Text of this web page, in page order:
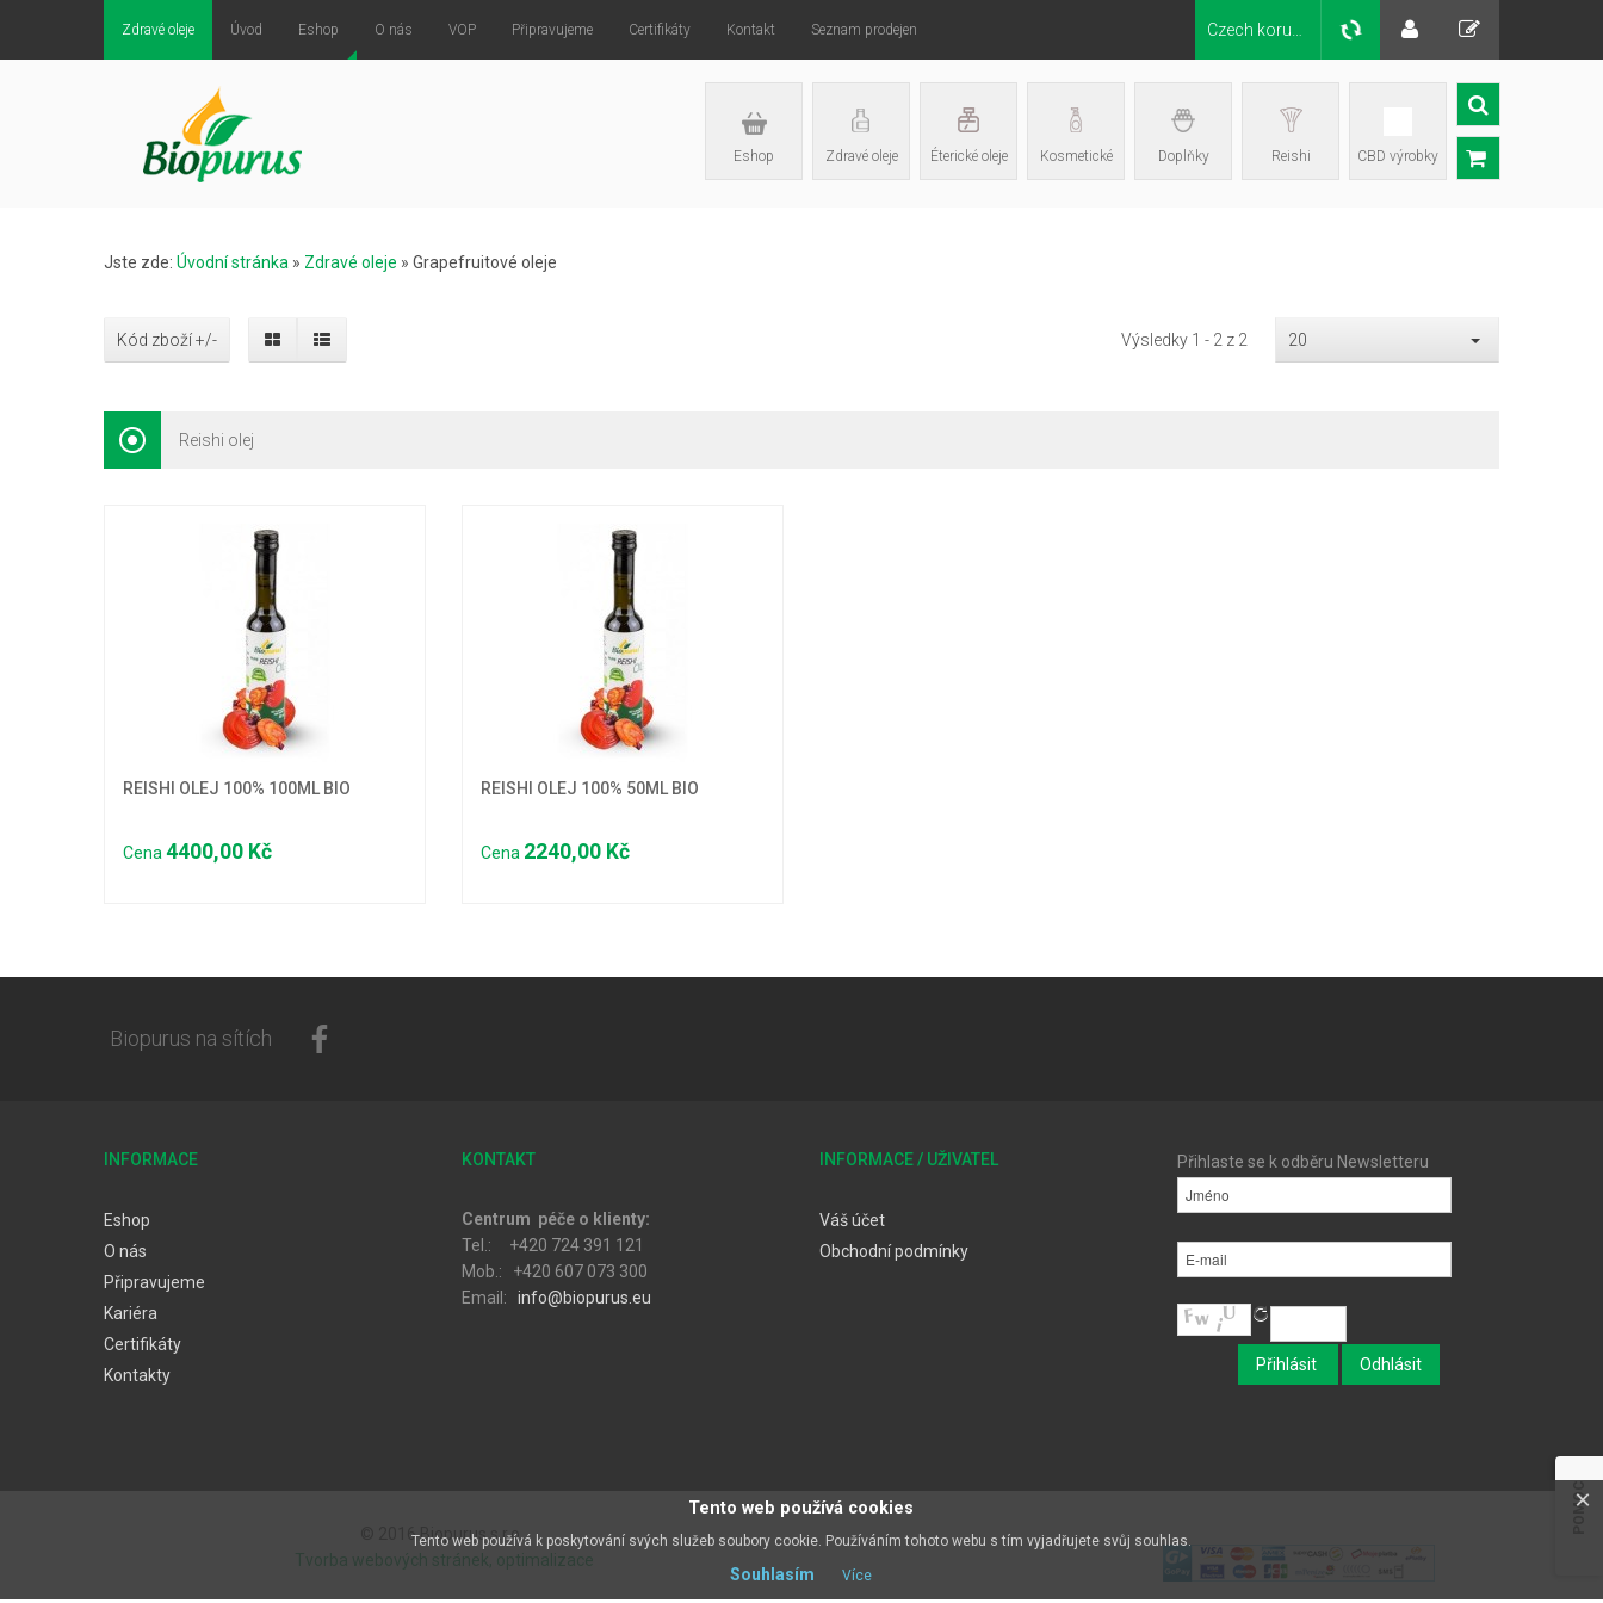
Tento web používá cookies
Tento web používá k poskytování svých služeb soubory cookie. Používáním tohoto webu s tím vyjadřujete svůj souhlas.
Souhlasím Více
×
Zdravé oleje Úvod Eshop O nás VOP Připravujeme Certifikáty Kontakt Seznam prodejen
Eshop Zdravé oleje Éterické oleje Kosmetické Doplňky Reishi CBD výrobky
Jste zde: Úvodní stránka » Zdravé oleje » Grapefruitové oleje
Kód zboží +/- Výsledky 1 - 2 z 2 20
Reishi olej
REISHI OLEJ 100% 100ML BIO
Cena 4400,00 Kč
REISHI OLEJ 100% 50ML BIO
Cena 2240,00 Kč
Biopurus na sítích
INFORMACE
Eshop
O nás
Připravujeme
Kariéra
Certifikáty
Kontakty
KONTAKT
Centrum péče o klienty:
Tel.: +420 724 391 121
Mob.: +420 607 073 300
Email: info@biopurus.eu
INFORMACE / UŽIVATEL
Váš účet
Obchodní podmínky
Přihlaste se k odběru Newsletteru
© 2016 Biopurus s.r.o..
Tvorba webových stránek, optimalizace
POMOC